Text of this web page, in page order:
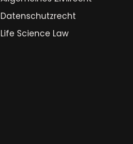
Datenschutzrecht
Life Science Law